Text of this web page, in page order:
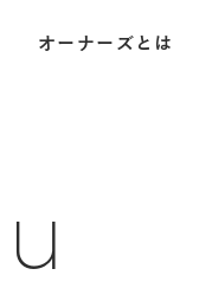
オーナーズとは
U